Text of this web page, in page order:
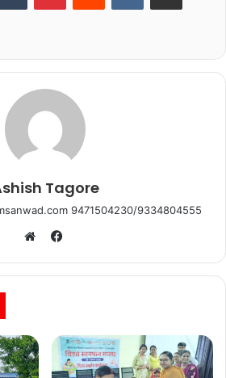
Tagore
9471504230/9334804555
Facebook